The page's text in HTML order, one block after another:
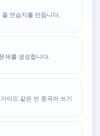
줄 연습지를 만듭니다.
제를 생성합니다.
이드 같은 빈 중국어 쓰기